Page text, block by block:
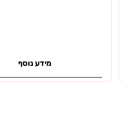
מידע נוסף